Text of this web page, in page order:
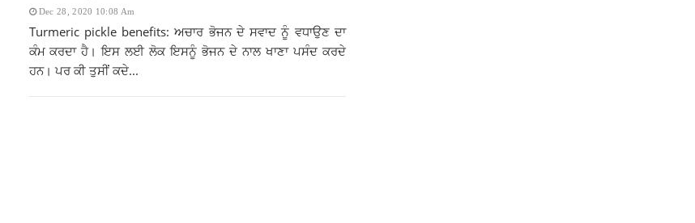
Dec 28, 2020 10:08 Am
Turmeric pickle benefits: ਅਚਾਰ ਭੋਜਨ ਦੇ ਸਵਾਦ ਨੂੰ ਵਧਾਉਣ ਦਾ
ਕੰਮ ਕਰਦਾ ਹੈ। ਇਸ ਲਈ ਲੋਕ ਇਸਨੂੰ ਭੋਜਨ ਦੇ ਨਾਲ ਖਾਣਾ ਪਸੰਦ ਕਰਦੇ
ਹਨ। ਪਰ ਕੀ ਤੁਸੀਂ ਕਦੇ...